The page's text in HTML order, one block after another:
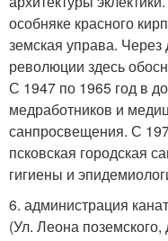
особняке красного
земская управа. Через
революции здесь
С 1947 по 1965 год в
медработников и
санпросвещения. С
псковская городская
гигиены и
6. администрация
(Ул. Леона поземского,